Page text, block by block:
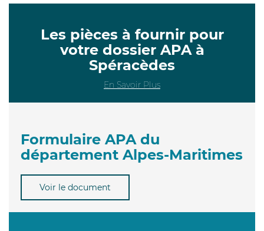
Les pièces à fournir pour
votre dossier APA à
Spéracèdes
En Savoir Plus
Formulaire APA du
département Alpes-Maritimes
Voir le document